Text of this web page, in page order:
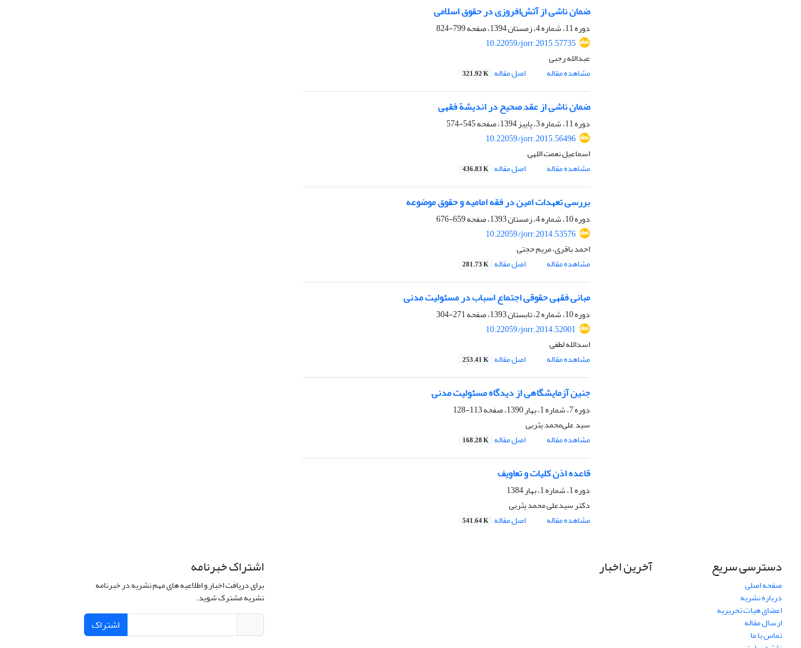
ضمان ناشی از آتش‌افروزی در حقوق اسلامی
دوره 11، شماره 4، زمستان 1394، صفحه
799-824
10.22059/jorr.2015.57735
عبدالله رجبی
مشاهده مقاله
اصل مقاله 321.92 K
ضمان ناشی از عقد صحیح در اندیشة فقهی
دوره 11، شماره 3، پاییز 1394، صفحه
545-574
10.22059/jorr.2015.56496
اسماعیل نعمت اللهی
مشاهده مقاله
اصل مقاله 436.83 K
بررسی تعهدات امین در فقه امامیه و حقوق موضوعه
دوره 10، شماره 4، زمستان 1393، صفحه
659-676
10.22059/jorr.2014.53576
احمد باقری، مریم حجتی
مشاهده مقاله
اصل مقاله 281.73 K
مبانی فقهی حقوقی اجتماع اسباب در مسئولیت مدنی
دوره 10، شماره 2، تابستان 1393، صفحه
271-304
10.22059/jorr.2014.52001
اسدالله لطفی
مشاهده مقاله
اصل مقاله 253.41 K
جنین آزمایشگاهی از دیدگاه مسئولیت مدنی
دوره 7، شماره 1، بهار 1390، صفحه
113-128
سید علی‌محمد یثربی
مشاهده مقاله
اصل مقاله 168.28 K
قاعده اذن کلیات و تعاویف
دوره 1، شماره 1، بهار 1384
دکتر سیدعلى محمد یثربى
مشاهده مقاله
اصل مقاله 541.64 K
دسترسی سریع
صفحه اصلی
درباره نشریه
اعضای هیات تحریریه
ارسال مقاله
تماس با ما
آخرین اخبار اشتراک خبرنامه
برای دریافت اخبار و اطلاعیه های مهم نشریه در خبرنامه
نشریه مشترک شوید.
اشتراک